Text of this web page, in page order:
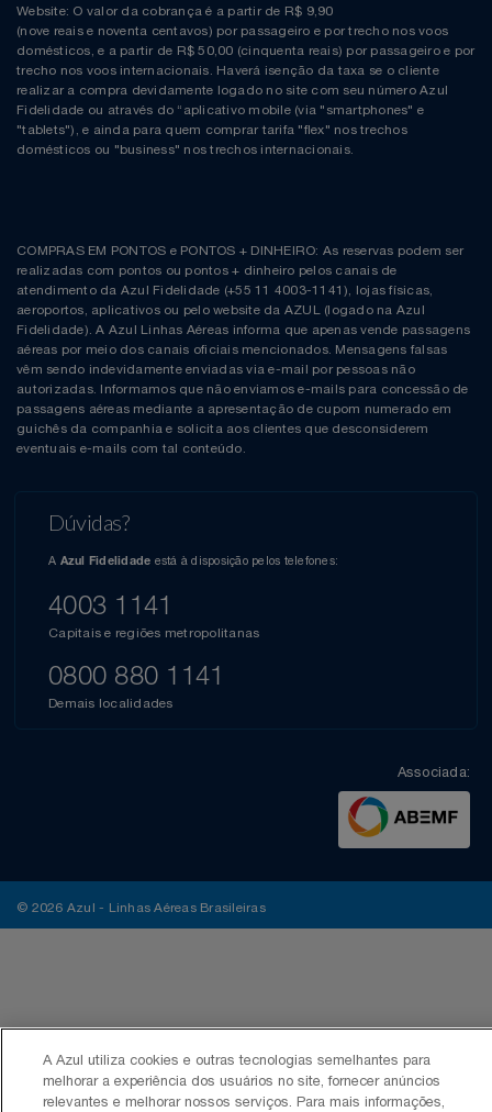
Website: O valor da cobrança é a partir de R$ 9,90
(nove reais e noventa centavos) por passageiro e por trecho nos voos
domésticos, e a partir de R$ 50,00 (cinquenta reais) por passageiro e por
trecho nos voos internacionais. Haverá isenção da taxa se o cliente
realizar a compra devidamente logado no site com seu número Azul
Fidelidade ou através do “aplicativo mobile (via "smartphones" e
"tablets"), e ainda para quem comprar tarifa "flex" nos trechos
domésticos ou "business" nos trechos internacionais.
COMPRAS EM PONTOS e PONTOS + DINHEIRO: As reservas podem ser
realizadas com pontos ou pontos + dinheiro pelos canais de
atendimento da Azul Fidelidade (+55 11 4003-1141), lojas físicas,
aeroportos, aplicativos ou pelo website da AZUL (logado na Azul
Fidelidade). A Azul Linhas Aéreas informa que apenas vende passagens
aéreas por meio dos canais oficiais mencionados. Mensagens falsas
vêm sendo indevidamente enviadas via e-mail por pessoas não
autorizadas. Informamos que não enviamos e-mails para concessão de
passagens aéreas mediante a apresentação de cupom numerado em
guichês da companhia e solicita aos clientes que desconsiderem
eventuais e-mails com tal conteúdo.
Dúvidas?
A Azul Fidelidade está à disposição pelos telefones:
4003 1141
Capitais e regiões metropolitanas
0800 880 1141
Demais localidades
Associada:
© 2026 Azul - Linhas Aéreas Brasileiras
A Azul utiliza cookies e outras tecnologias semelhantes para
melhorar a experiência dos usuários no site, fornecer anúncios
relevantes e melhorar nossos serviços. Para mais informações,